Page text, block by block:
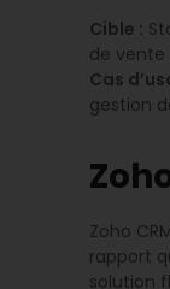
Cible :
de
Cas
gestion
Zoho
rapport
solution